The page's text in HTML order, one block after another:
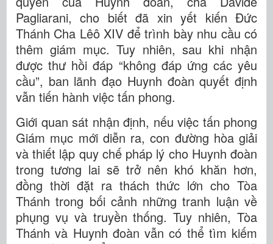
Pagliarani, cho biết đã xin yết kiến Đức
Thánh Cha Lêô XIV để trình bày nhu cầu có
thêm giám mục. Tuy nhiên, sau khi nhận
được thư hồi đáp “không đáp ứng các yêu
cầu”, ban lãnh đạo Huynh đoàn quyết định
vẫn tiến hành việc tấn phong.
Giới quan sát nhận định, nếu việc tấn phong
Giám mục mới diễn ra, con đường hòa giải
và thiết lập quy chế pháp lý cho Huynh đoàn
trong tương lai sẽ trở nên khó khăn hơn,
đồng thời đặt ra thách thức lớn cho Tòa
Thánh trong bối cảnh những tranh luận về
phụng vụ và truyền thống. Tuy nhiên, Tòa
Thánh và Huynh đoàn vẫn có thể tìm kiếm